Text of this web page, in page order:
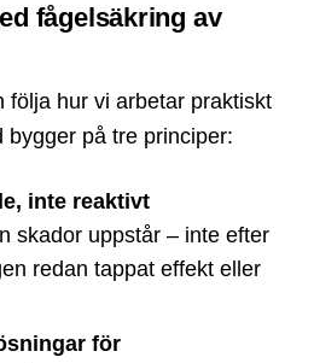
fågelsäkring av
följa hur vi arbetar praktiskt
bygger på tre principer:
inte reaktivt
skador uppstår – inte efter
redan tappat effekt eller
för